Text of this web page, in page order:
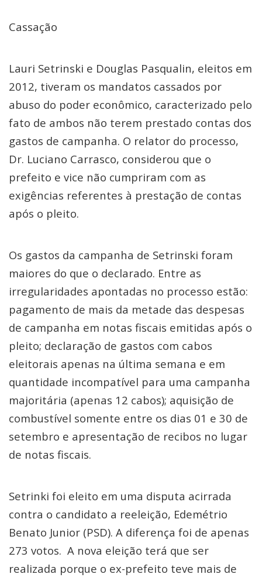
Cassação
Lauri Setrinski e Douglas Pasqualin, eleitos em
2012, tiveram os mandatos cassados por
abuso do poder econômico, caracterizado pelo
fato de ambos não terem prestado contas dos
gastos de campanha. O relator do processo,
Dr. Luciano Carrasco, considerou que o
prefeito e vice não cumpriram com as
exigências referentes à prestação de contas
após o pleito.
Os gastos da campanha de Setrinski foram
maiores do que o declarado. Entre as
irregularidades apontadas no processo estão:
pagamento de mais da metade das despesas
de campanha em notas fiscais emitidas após o
pleito; declaração de gastos com cabos
eleitorais apenas na última semana e em
quantidade incompatível para uma campanha
majoritária (apenas 12 cabos); aquisição de
combustível somente entre os dias 01 e 30 de
setembro e apresentação de recibos no lugar
de notas fiscais.
Setrinki foi eleito em uma disputa acirrada
contra o candidato a reeleição, Edemétrio
Benato Junior (PSD). A diferença foi de apenas
273 votos. A nova eleição terá que ser
realizada porque o ex-prefeito teve mais de